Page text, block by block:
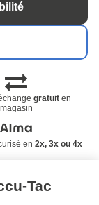
gratuit en
magasin
en 2x, 3x ou 4x
Tac